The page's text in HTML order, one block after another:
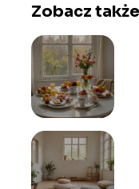
Zobacz